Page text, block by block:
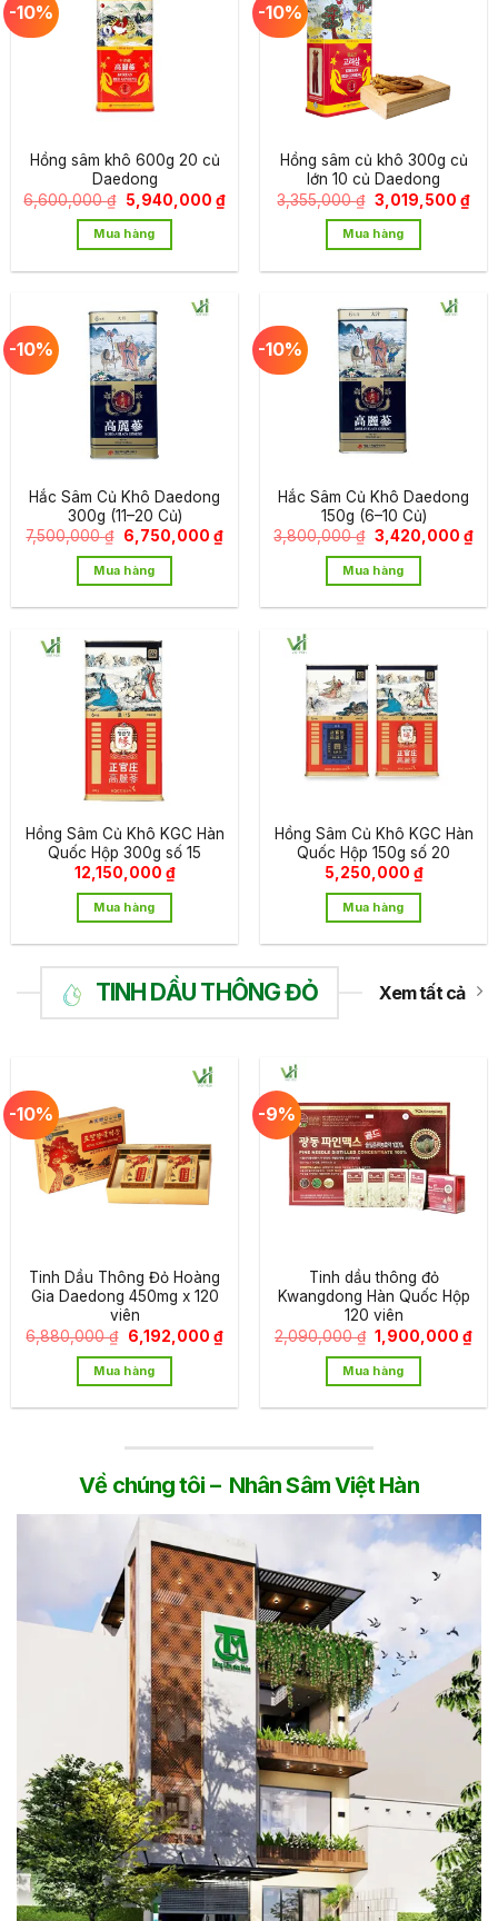
-10%
Hồng sâm khô 600g 20 củ
Daedong
6,600,000₫ Giá
gốc
là:
6,600,000 ₫.
5,940,000 ₫Giá
hiện
Mua hàng
-10%
Hồng sâm củ khô 300g củ
lớn 10 củ Daedong
3,355,000₫ Giá
gốc
là:
3,355,000 ₫.
3,019,500 ₫Giá
hiện
Mua hàng
-10%
Hắc Sâm Củ Khô Daedong
300g (11–20 Củ)
7,500,000₫ Giá
gốc
là:
7,500,000 ₫.
6,750,000 ₫Giá
hiện
Mua hàng
-10%
Hắc Sâm Củ Khô Daedong
150g (6–10 Củ)
3,800,000₫ Giá
gốc
là:
3,800,000 ₫.
3,420,000 ₫Giá
Mua hàng
Hồng Sâm Củ Khô KGC Hàn
Quốc Hộp 300g số 15
12,150,000 ₫
Mua hàng
Hồng Sâm Củ Khô KGC Hàn
Quốc Hộp 150g số 20
5,250,000 ₫
Mua hàng
TINH DẦU THÔNG ĐỎ Xem tất cả
-10%
Tinh Dầu Thông Đỏ Hoàng
Gia Daedong 450mg x 120
viên
6,880,000₫ Giá
gốc
là:
6,880,000 ₫.
6,192,000 ₫Giá
hiện
Mua hàng
-9%
Tinh dầu thông đỏ
Kwangdong Hàn Quốc Hộp
120 viên
2,090,000₫ Giá
gốc
là:
2,090,000 ₫.
1,900,000₫Giá
Mua hàng
Về chúng tôi – Nhân Sâm Việt Hàn